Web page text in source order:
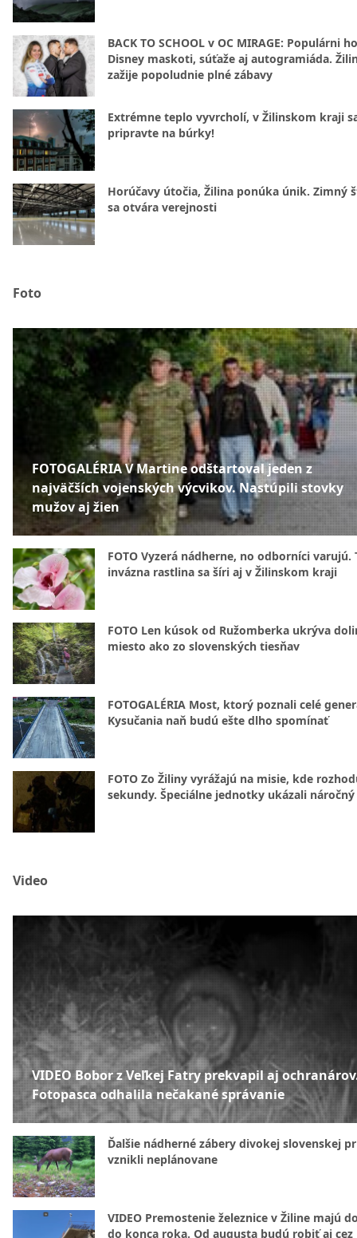
BACK TO SCHOOL v OC MIRAGE: Populárni
Disney maskoti, súťaže aj autogramiáda.
zažije popoludnie plné zábavy
Extrémne teplo vyvrcholí, v Žilinskom kraji
pripravte na búrky!
Horúčavy útočia, Žilina ponúka únik. Zimný
sa otvára verejnosti
Foto
FOTOGALÉRIA V Martine odštartoval jeden z
najväčších vojenských výcvikov. Nastúpili stovky
mužov aj žien
FOTO Vyzerá nádherne, no odborníci varujú.
invázna rastlina sa šíri aj v Žilinskom kraji
FOTO Len kúsok od Ružomberka ukrýva
miesto ako zo slovenských tiesňav
FOTOGALÉRIA Most, ktorý poznali celé
Kysučania naň budú ešte dlho spomínať
FOTO Zo Žiliny vyrážajú na misie, kde
sekundy. Špeciálne jednotky ukázali
Video
VIDEO Bobor z Veľkej Fatry prekvapil aj
Fotopasca odhalila nečakané správanie
Ďalšie nádherné zábery divokej slovenskej
vznikli neplánovane
VIDEO Premostenie železnice v Žiline majú
do konca roka. Od augusta budú robiť aj cez